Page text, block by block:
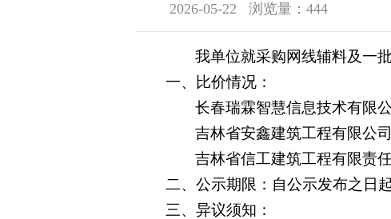
2026-05-22 浏览量：444
我单位就采购网线辅料及一
一、比价情况：
长春瑞霖智慧信息技术有限
吉林省安鑫建筑工程有限公
吉林省信工建筑工程有限责
二、 公示期限：自公示发布之日起
三、 异议须知：